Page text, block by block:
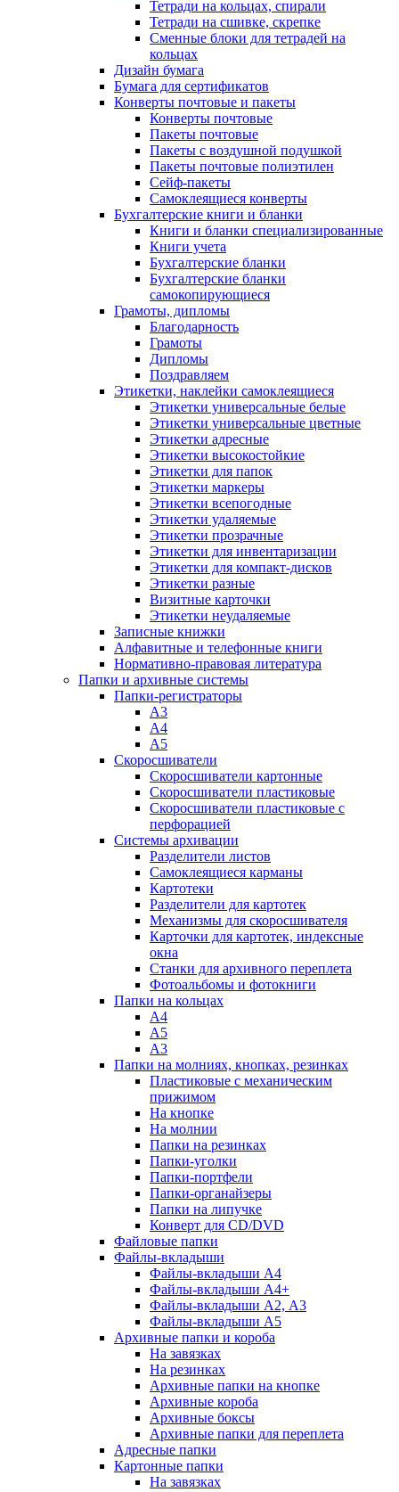
Тетради на кольцах, спирали
Тетради на сшивке, скрепке
Сменные блоки для тетрадей на
кольцах
Дизайн бумага
Бумага для сертификатов
Конверты почтовые и пакеты
Конверты почтовые
Пакеты почтовые
Пакеты с воздушной подушкой
Пакеты почтовые полиэтилен
Сейф-пакеты
Самоклеящиеся конверты
Бухгалтерские книги и бланки
Книги и бланки специализированные
Книги учета
Бухгалтерские бланки
Бухгалтерские бланки
самокопирующиеся
Грамоты, дипломы
Благодарность
Грамоты
Дипломы
Поздравляем
Этикетки, наклейки самоклеящиеся
Этикетки универсальные белые
Этикетки универсальные цветные
Этикетки адресные
Этикетки высокостойкие
Этикетки для папок
Этикетки маркеры
Этикетки всепогодные
Этикетки удаляемые
Этикетки прозрачные
Этикетки для инвентаризации
Этикетки для компакт-дисков
Этикетки разные
Визитные карточки
Этикетки неудаляемые
Записные книжки
Алфавитные и телефонные книги
Нормативно-правовая литература
Папки и архивные системы
Папки-регистраторы
А3
А4
А5
Скоросшиватели
Скоросшиватели картонные
Скоросшиватели пластиковые
Скоросшиватели пластиковые с
перфорацией
Системы архивации
Разделители листов
Самоклеящиеся карманы
Картотеки
Разделители для картотек
Механизмы для скоросшивателя
Карточки для картотек, индексные
окна
Станки для архивного переплета
Фотоальбомы и фотокниги
Папки на кольцах
А4
А5
А3
Папки на молниях, кнопках, резинках
Пластиковые с механическим
прижимом
На кнопке
На молнии
Папки на резинках
Папки-уголки
Папки-портфели
Папки-органайзеры
Папки на липучке
Конверт для CD/DVD
Файловые папки
Файлы-вкладыши
Файлы-вкладыши А4
Файлы-вкладыши А4+
Файлы-вкладыши А2, А3
Файлы-вкладыши А5
Архивные папки и короба
На завязках
На резинках
Архивные папки на кнопке
Архивные короба
Архивные боксы
Архивные папки для переплета
Адресные папки
Картонные папки
На завязках